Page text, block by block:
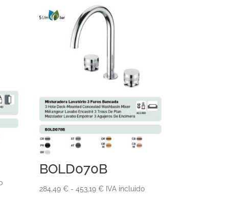
BOLD070B
284,49 € - 453,19 €Rango
IVA incluido